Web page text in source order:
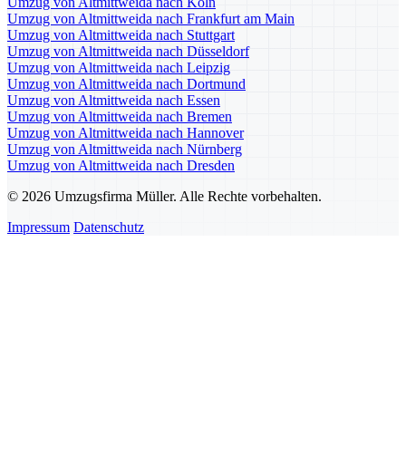
Umzug von Altmittweida nach Frankfurt am Main
Umzug von Altmittweida nach Stuttgart
Umzug von Altmittweida nach Düsseldorf
Umzug von Altmittweida nach Leipzig
Umzug von Altmittweida nach Dortmund
Umzug von Altmittweida nach Essen
Umzug von Altmittweida nach Bremen
Umzug von Altmittweida nach Hannover
Umzug von Altmittweida nach Nürnberg
Umzug von Altmittweida nach Dresden
© 2026 Umzugsfirma Müller. Alle Rechte vorbehalten.
Impressum Datenschutz